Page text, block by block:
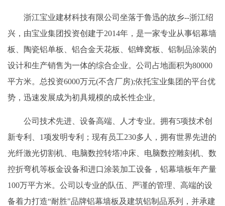
浙江宝业建材科技有限公司坐落于鲁迅的故乡--浙江绍
兴，由宝业集团投资创建于2014年，是一家专业从事铝幕墙
板、陶瓷铝单板、铝合金天花板、铝蜂窝板、铝制品涂装的
设计和生产销售为一体的综合企业。公司占地面积为80000
平方米。总投资6000万元(不含厂房);依托宝业集团的平台优
势，迅速发展成为初具规模的成长性企业。
公司技术先进、设备高端、人才专业。拥有5项技术创
新专利、1项发明专利；现有员工230多人，拥有世界先进的
光纤激光切割机、电脑数控转塔冲床、电脑数控雕刻机、数
控折弯机等板金设备和进口涂装加工设备，铝幕墙板年产量
100万平方米。公司以专业的队伍、严谨的管理、高端的设
备着力打造“耐胜"品牌铝幕墙板及建筑铝制品系列，并承建